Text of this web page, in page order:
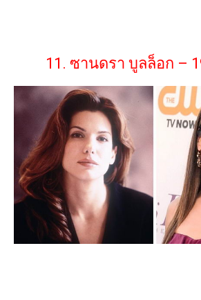
11. ซานดรา บูลล็อก –